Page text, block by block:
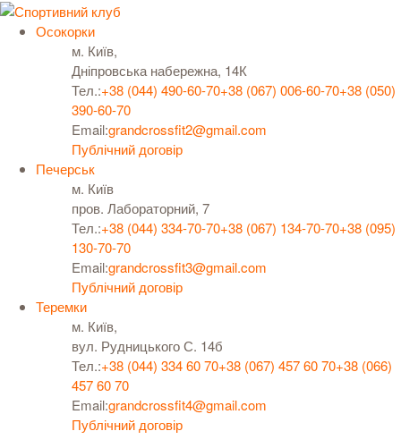
Осокорки
м. Київ,
Дніпровська набережна, 14К
Тел.:+38 (044) 490-60-70+38 (067) 006-60-70+38 (050)
390-60-70
Email:grandcrossfit2@gmail.com
Публічний договір
Печерськ
м. Київ
пров. Лабораторний, 7
Тел.:+38 (044) 334-70-70+38 (067) 134-70-70+38 (095)
130-70-70
Email:grandcrossfit3@gmail.com
Публічний договір
Теремки
м. Київ,
вул. Рудницького С. 14б
Тел.:+38 (044) 334 60 70+38 (067) 457 60 70+38 (066)
457 60 70
Email:grandcrossfit4@gmail.com
Публічний договір